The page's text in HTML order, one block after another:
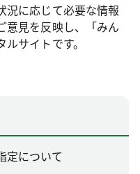
況に応じて必要な情報
意見を反映し、「みん
サイトです。
定について